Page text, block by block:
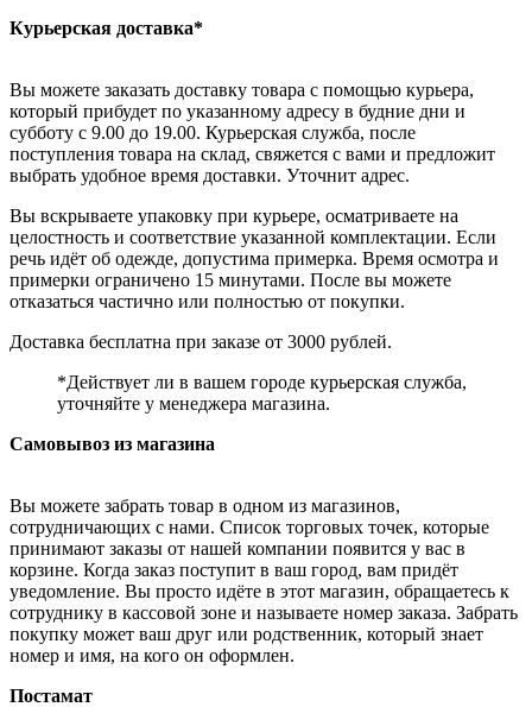
Курьерская доставка*
Вы можете заказать доставку товара с помощью курьера,
который прибудет по указанному адресу в будние дни и
субботу с 9.00 до 19.00. Курьерская служба, после
поступления товара на склад, свяжется с вами и предложит
выбрать удобное время доставки. Уточнит адрес.
Вы вскрываете упаковку при курьере, осматриваете на
целостность и соответствие указанной комплектации. Если
речь идёт об одежде, допустима примерка. Время осмотра и
примерки ограничено 15 минутами. После вы можете
отказаться частично или полностью от покупки.
Доставка бесплатна при заказе от 3000 рублей.
*Действует ли в вашем городе курьерская служба,
уточняйте у менеджера магазина.
Самовывоз из магазина
Вы можете забрать товар в одном из магазинов,
сотрудничающих с нами. Список торговых точек, которые
принимают заказы от нашей компании появится у вас в
корзине. Когда заказ поступит в ваш город, вам придёт
уведомление. Вы просто идёте в этот магазин, обращаетесь к
сотруднику в кассовой зоне и называете номер заказа. Забрать
покупку может ваш друг или родственник, который знает
номер и имя, на кого он оформлен.
Постамат